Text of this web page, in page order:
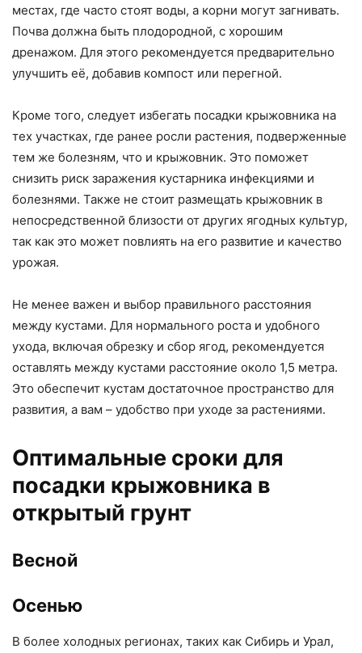
местах, где часто стоят воды, а корни могут загнивать.
Почва должна быть плодородной, с хорошим
дренажом. Для этого рекомендуется предварительно
улучшить её, добавив компост или перегной.
Кроме того, следует избегать посадки крыжовника на
тех участках, где ранее росли растения, подверженные
тем же болезням, что и крыжовник. Это поможет
снизить риск заражения кустарника инфекциями и
болезнями. Также не стоит размещать крыжовник в
непосредственной близости от других ягодных культур,
так как это может повлиять на его развитие и качество
урожая.
Не менее важен и выбор правильного расстояния
между кустами. Для нормального роста и удобного
ухода, включая обрезку и сбор ягод, рекомендуется
оставлять между кустами расстояние около 1,5 метра.
Это обеспечит кустам достаточное пространство для
развития, а вам – удобство при уходе за растениями.
Оптимальные сроки для
посадки крыжовника в
открытый грунт
Весной
Осенью
В более холодных регионах, таких как Сибирь и Урал,